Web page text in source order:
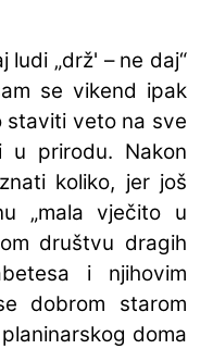
„drž' – ne daj“
se vikend ipak
staviti veto na sve
u prirodu. Nakon
koliko, jer još
„mala vječito u
društvu dragih
i njihovim
dobrom starom
doma